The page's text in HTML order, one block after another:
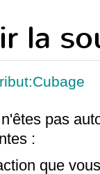
la
pas
:
que